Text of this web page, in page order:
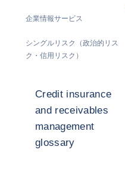
企業情報サービス
シングルリスク（政治的リス
ク・信用リスク）
Credit insurance
and receivables
management
glossary